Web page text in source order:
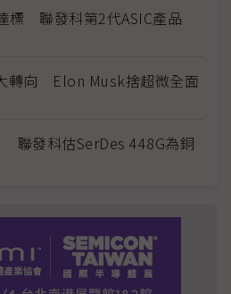
標 聯發科第2代ASIC產品
轉向 Elon Musk捨超微全面
聯發科估SerDes 448G為銅